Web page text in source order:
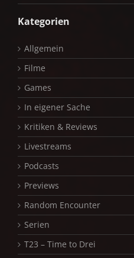
Kategorien
Allgemein
Filme
Games
In eigener Sache
Kritiken & Reviews
Livestreams
Podcasts
Previews
Random Encounter
Serien
T23 – Time to Drei